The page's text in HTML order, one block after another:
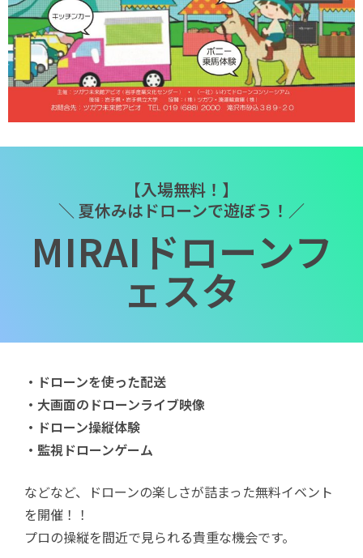
【入場無料！】
＼ 夏休みはドローンで遊ぼう！／
MIRAIドローンフ
ェスタ
・ドローンを使った配送
・大画面のドローンライブ映像
・ドローン操縦体験
・監視ドローンゲーム
などなど、ドローンの楽しさが詰まった無料イベント
を開催！！
プロの操縦を間近で見られる貴重な機会です。